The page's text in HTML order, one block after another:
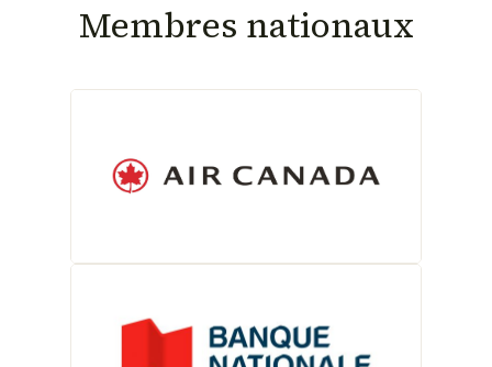
Membres nationaux